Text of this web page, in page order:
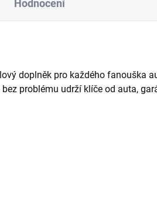
Hodnocení
doplněk pro každého fanouška
bez problému udrží klíče od auta,